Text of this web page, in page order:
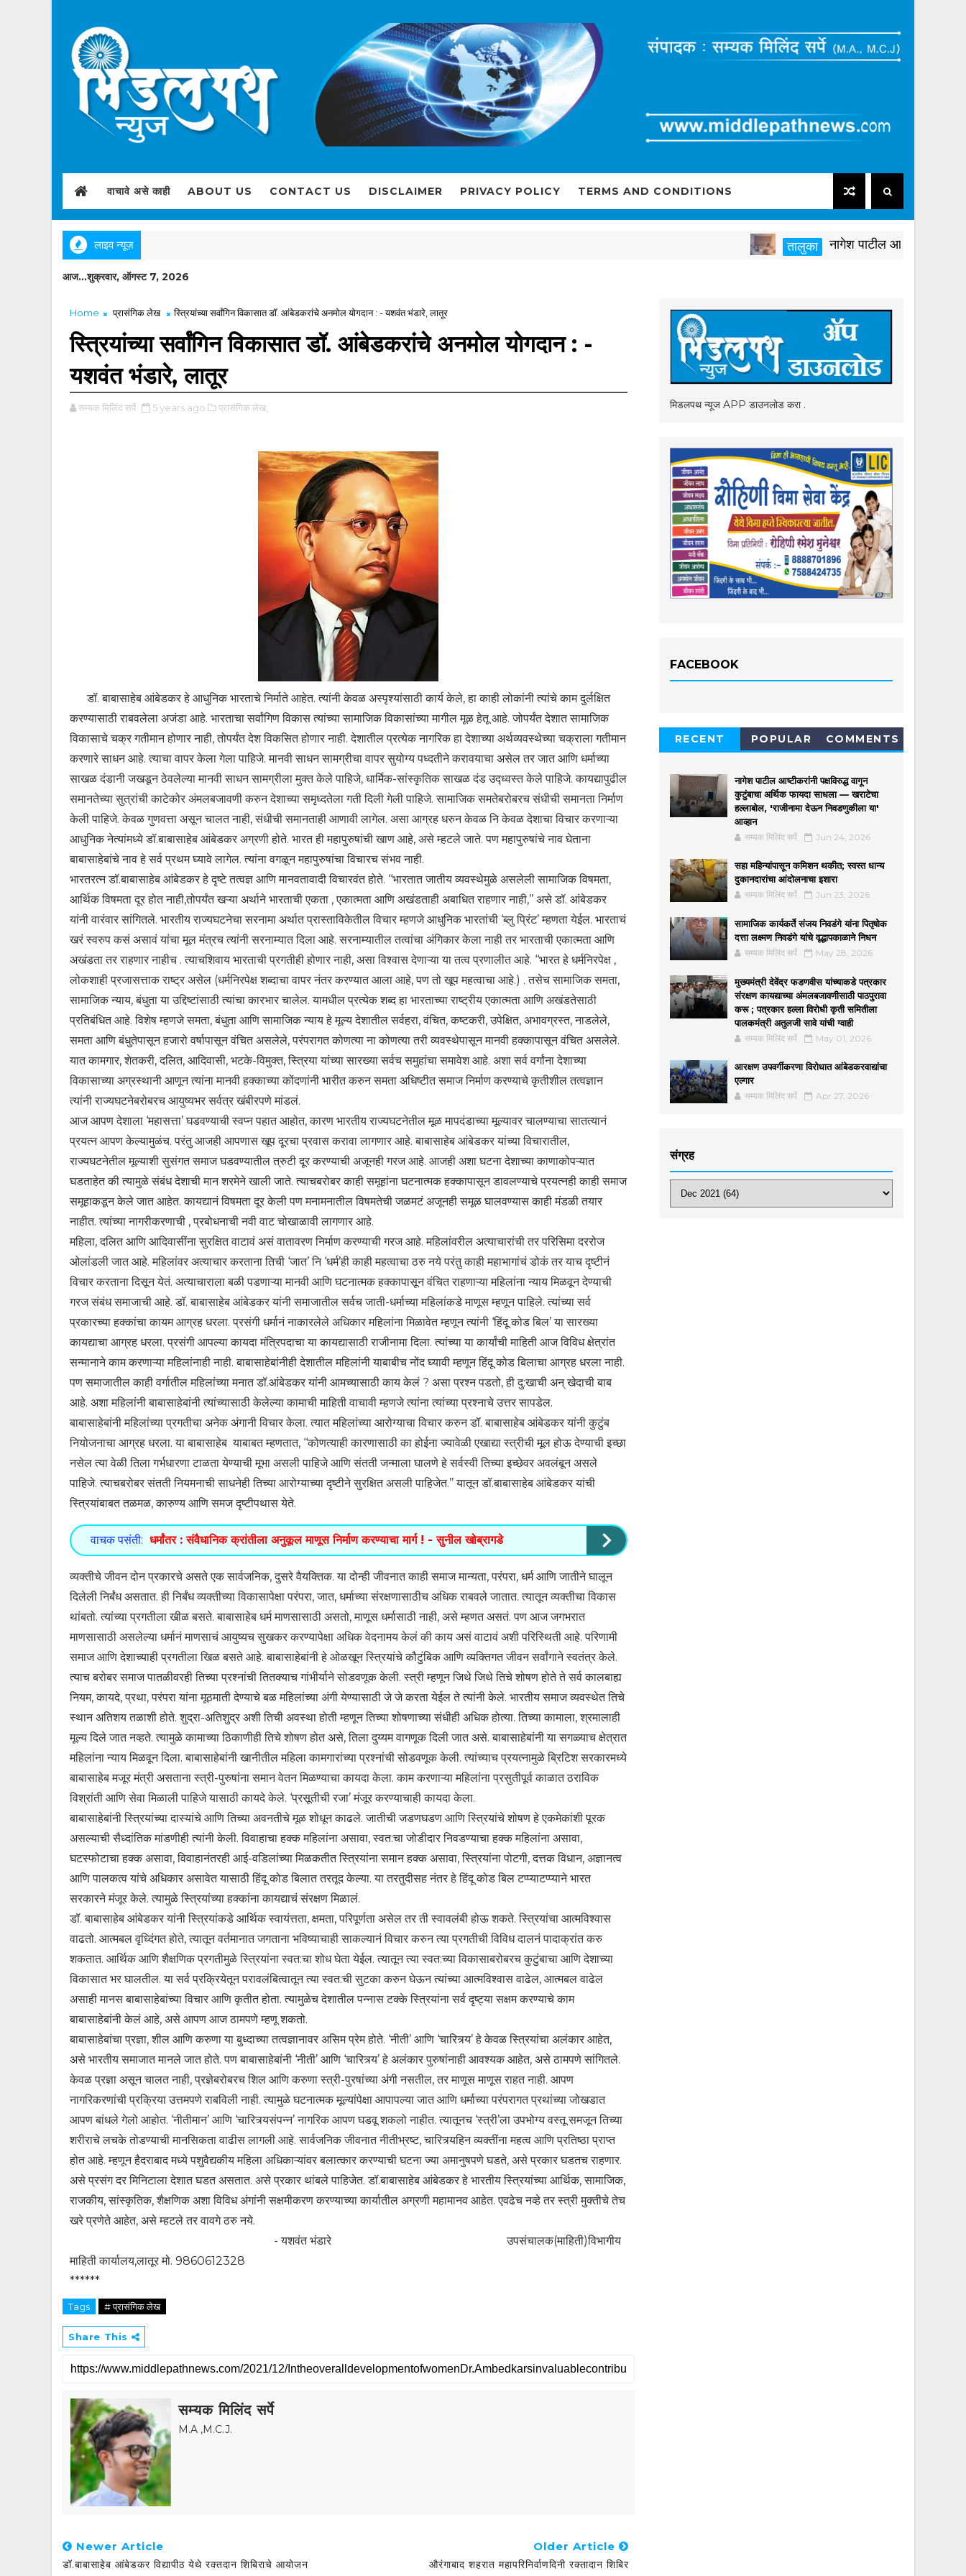
वाचावे असे काही ABOUT US CONTACT US DISCLAIMER PRIVACY POLICY TERMS AND CONDITIONS
लाइव न्यूज़ तालुका नागेश पाटील आष्टीकरांनी पक्षविरुद्ध
आज...शुक्रवार, ऑगस्ट 7, 2026
Home प्रासंगिक लेख स्त्रियांच्या सर्वांगिन विकासात डॉ. आंबेडकरांचे अनमोल योगदान : - यशवंत भंडारे, लातूर
स्त्रियांच्या सर्वांगिन विकासात डॉ. आंबेडकरांचे अनमोल योगदान : -
यशवंत भंडारे, लातूर
सम्यक मिलिंद सर्पे 5 years ago प्रासंगिक लेख,
डॉ. बाबासाहेब आंबेडकर हे आधुनिक भारताचे निर्माते आहेत. त्यांनी केवळ अस्पृश्यांसाठी कार्य केले, हा काही लोकांनी त्यांचे काम दुर्लक्षित
करण्यासाठी राबवलेला अजंडा आहे. भारताचा सर्वांगिण विकास त्यांच्या सामाजिक विकासांच्या मागील मूळ हेतू आहे. जोपर्यंत देशात सामाजिक
विकासाचे चक्र गतीमान होणार नाही, तोपर्यंत देश विकसित होणार नाही. देशातील प्रत्येक नागरिक हा देशाच्या अर्थव्यवस्थेच्या चक्राला गतीमान
करणारे साधन आहे. त्याचा वापर केला गेला पाहिजे. मानवी साधन सामग्रीचा वापर सुयोग्य पध्दतीने करावयाचा असेल तर जात आणि धर्माच्या
साखळ दंडानी जखडून ठेवलेल्या मानवी साधन सामग्रीला मुक्त केले पाहिजे, धार्मिक-सांस्कृतिक साखळ दंड उद्ध्वस्त केले पाहिजे. कायद्यापुढील
समानतेच्या सुत्रांची काटेकोर अंमलबजावणी करुन देशाच्या समृध्दतेला गती दिली गेली पाहिजे. सामाजिक समतेबरोबरच संधीची समानता निर्माण
केली पाहिजे. केवळ गुणवत्ता असून चालत नाही, संधीची समानताही आणावी लागेल. असा आग्रह धरुन केवळ नि केवळ देशाचा विचार करणाऱ्या
आधुनिक नेत्यांमध्ये डॉ.बाबासाहेब आंबेडकर अग्रणी होते. भारत ही महापुरुषांची खाण आहे, असे म्हटले जाते. पण महापुरुषांचे नाव घेताना
बाबासाहेबांचे नाव हे सर्व प्रथम घ्यावे लागेल. त्यांना वगळून महापुरुषांचा विचारच संभव नाही.
भारतरत्न डॉ.बाबासाहेब आंबेडकर हे दृष्टे तत्वज्ञ आणि मानवतावादी विचारवंत होते. ‘‘भारतात जातीय व्यवस्थेमुळे असलेली सामाजिक विषमता,
आर्थिक विषमता दूर होत नाही,तोपर्यंत खऱ्या अर्थाने भारताची एकता , एकात्मता आणि अखंडताही अबाधित राहणार नाही,’’ असे डॉ. आंबेडकर
यांनी वारंवार सांगितले. भारतीय राज्यघटनेचा सरनामा अर्थात प्रास्ताविकेतील विचार म्हणजे आधुनिक भारतांची ‘ब्लु प्रिंट’ म्हणता येईल. भारताचं
खरं स्वरुप कसं असावं यांचा मूल मंत्रच त्यांनी सरनाम्यात दिला आहे. सरनाम्यातील तत्वांचा अंगिकार केला नाही तर भारताची एकात्मता आणि
अखंडता तर राहणार नाहीच . त्याचशिवाय भारताची प्रगतीही होणार नाही, असा विश्वास देणाऱ्या या तत्व प्रणालीत आहे. ‘‘भारत हे धर्मनिरपेक्ष ,
लोकशाही प्रजासत्ताक राष्ट्र असेल (धर्मनिरपेक्ष शब्दाचा वापर नंतर करण्यात आला आहे, पण तो खूप महत्वाचा आहे.) . तसेच सामाजिक समता,
सामाजिक न्याय, बंधुता या उद्दिष्टांसाठी त्यांचा कारभार चालेल. यामधील प्रत्येक शब्द हा भारताच्या राष्ट्रीय एकात्मता आणि अखंडतेसाठी
प्रतिबंधित आहे. विशेष म्हणजे समता, बंधुता आणि सामाजिक न्याय हे मूल्य देशातील सर्वहरा, वंचित, कष्टकरी, उपेक्षित, अभावग्रस्त, नाडलेले,
समता आणि बंधुतेपासून हजारो वर्षापासून वंचित असलेले, परंपरागत कोणत्या ना कोणत्या तरी व्यवस्थेपासून मानवी हक्कापासून वंचित असलेले.
यात कामगार, शेतकरी, दलित, आदिवासी, भटके-विमुक्त, स्त्रिया यांच्या सारख्या सर्वच समुहांचा समावेश आहे. अशा सर्व वर्गांना देशाच्या
विकासाच्या अग्रस्थानी आणून त्यांना मानवी हक्काच्या कोंदणांनी भारीत करुन समता अधिष्टीत समाज निर्माण करण्याचे कृतीशील तत्वज्ञान
त्यांनी राज्यघटनेबरोबरच आयुष्यभर सर्वत्र खंबीरपणे मांडलं.
आज आपण देशाला ‘महासत्ता’ घडवण्याची स्वप्न पहात आहोत, कारण भारतीय राज्यघटनेतील मूळ मापदंडाच्या मूल्यावर चालण्याचा सातत्यानं
प्रयत्न आपण केल्यामुळंच. परंतु आजही आपणास खूप दूरचा प्रवास करावा लागणार आहे. बाबासाहेब आंबेडकर यांच्या विचारातील,
राज्यघटनेतील मूल्याशी सुसंगत समाज घडवण्यातील त्रुटी दूर करण्याची अजूनही गरज आहे. आजही अशा घटना देशाच्या काणाकोपऱ्यात
घडताहेत की त्यामुळे संबंध देशाची मान शरमेने खाली जाते. त्याचबरोबर काही समूहांना घटनात्मक हक्कापासून डावलण्याचे प्रयत्नही काही समाज
समूहाकडून केले जात आहेत. कायद्यानं विषमता दूर केली पण मनामनातील विषमतेची जळमटं अजूनही समूळ घालवण्यास काही मंडळी तयार
नाहीत. त्यांच्या नागरीकरणाची , प्रबोधनाची नवी वाट चोखाळावी लागणार आहे.
महिला, दलित आणि आदिवासींना सुरक्षित वाटावं असं वातावरण निर्माण करण्याची गरज आहे. महिलांवरील अत्याचारांची तर परिसिमा दररोज
ओलांडली जात आहे. महिलांवर अत्याचार करताना तिची ‘जात’ नि ‘धर्म’ही काही महत्वाचा ठरु नये परंतु काही महाभागांचं डोकं तर याच दृष्टीनं
विचार करताना दिसून येतं. अत्याचाराला बळी पडणाऱ्या मानवी आणि घटनात्मक हक्कापासून वंचित राहणाऱ्या महिलांना न्याय मिळवून देण्याची
गरज संबंध समाजाची आहे. डॉ. बाबासाहेब आंबेडकर यांनी समाजातील सर्वच जाती-धर्माच्या महिलांकडे माणूस म्हणून पाहिले. त्यांच्या सर्व
प्रकारच्या हक्कांचा कायम आग्रह धरला. प्रसंगी धर्मानं नाकारलेले अधिकार महिलांना मिळावेत म्हणून त्यांनी ‘हिंदू कोड बिल’ या सारख्या
कायद्याचा आग्रह धरला. प्रसंगी आपल्या कायदा मंत्रिपदाचा या कायद्यासाठी राजीनामा दिला. त्यांच्या या कार्यांची माहिती आज विविध क्षेत्रांत
सन्मानाने काम करणाऱ्या महिलांनाही नाही. बाबासाहेबांनीही देशातील महिलांनी याबाबीच नोंद घ्यावी म्हणून हिंदू कोड बिलाचा आग्रह धरला नाही.
पण समाजातील काही वर्गातील महिलांच्या मनात डॉ.आंबेडकर यांनी आमच्यासाठी काय केलं ? असा प्रश्न पडतो, ही दु:खाची अन् खेदाची बाब
आहे. अशा महिलांनी बाबासाहेबांनी त्यांच्यासाठी केलेल्या कामाची माहिती वाचावी म्हणजे त्यांना त्यांच्या प्रश्नाचे उत्तर सापडेल.
बाबासाहेबांनी महिलांच्या प्रगतीचा अनेक अंगानी विचार केला. त्यात महिलांच्या आरोग्याचा विचार करुन डॉ. बाबासाहेब आंबेडकर यांनी कुटुंब
नियोजनाचा आग्रह धरला. या बाबासाहेब याबाबत म्हणतात, ‘‘कोणत्याही कारणासाठी का होईना ज्यावेळी एखाद्या स्त्रीची मूल होऊ देण्याची इच्छा
नसेल त्या वेळी तिला गर्भधारणा टाळता येण्याची मूभा असली पाहिजे आणि संतती जन्माला घालणे हे सर्वस्वी तिच्या इच्छेवर अवलंबून असले
पाहिजे. त्याचबरोबर संतती नियमनाची साधनेही तिच्या आरोग्याच्या दृष्टीने सुरक्षित असली पाहिजेत.’’ यातून डॉ.बाबासाहेब आंबेडकर यांची
स्त्रियांबाबत तळमळ, कारुण्य आणि समज दृष्टीपथास येते.
वाचक पसंती: धर्मांतर : संवैधानिक क्रांतीला अनुकूल माणूस निर्माण करण्याचा मार्ग ! - सुनील खोब्रागडे
व्यक्तीचे जीवन दोन प्रकारचे असते एक सार्वजनिक, दुसरे वैयक्तिक. या दोन्ही जीवनात काही समाज मान्यता, परंपरा, धर्म आणि जातीने घालून
दिलेली निर्बंध असतात. ही निर्बंध व्यक्तीच्या विकासापेक्षा परंपरा, जात, धर्माच्या संरक्षणासाठीच अधिक राबवले जातात. त्यातून व्यक्तीचा विकास
थांबतो. त्यांच्या प्रगतीला खीळ बसते. बाबासाहेब धर्म माणसासाठी असतो, माणूस धर्मासाठी नाही, असे म्हणत असतं. पण आज जगभरात
माणसासाठी असलेल्या धर्मानं माणसाचं आयुष्यच सुखकर करण्यापेक्षा अधिक वेदनामय केलं की काय असं वाटावं अशी परिस्थिती आहे. परिणामी
समाज आणि देशाच्याही प्रगतीला खिळ बसते आहे. बाबासाहेबांनी हे ओळखून स्त्रियांचे कौटुंबिक आणि व्यक्तिगत जीवन सर्वांगाने स्वतंत्र केले.
त्याच बरोबर समाज पातळीवरही तिच्या प्रश्नांची तितक्याच गांभीर्याने सोडवणूक केली. स्त्री म्हणून जिथे जिथे तिचे शोषण होते ते सर्व कालबाह्य
नियम, कायदे, प्रथा, परंपरा यांना मूठमाती देण्याचे बळ महिलांच्या अंगी येण्यासाठी जे जे करता येईल ते त्यांनी केले. भारतीय समाज व्यवस्थेत तिचे
स्थान अतिशय तळाशी होते. शुद्रा-अतिशुद्र अशी तिची अवस्था होती म्हणून तिच्या शोषणाच्या संधीही अधिक होत्या. तिच्या कामाला, श्रमालाही
मूल्य दिले जात नव्हते. त्यामुळे कामाच्या ठिकाणीही तिचे शोषण होत असे, तिला दुय्यम वागणूक दिली जात असे. बाबासाहेबांनी या सगळ्याच क्षेत्रात
महिलांना न्याय मिळवून दिला. बाबासाहेबांनी खानीतील महिला कामगारांच्या प्रश्नांची सोडवणूक केली. त्यांच्याच प्रयत्नामुळे ब्रिटिश सरकारमध्ये
बाबासाहेब मजूर मंत्री असताना स्त्री-पुरुषांना समान वेतन मिळण्याचा कायदा केला. काम करणाऱ्या महिलांना प्रसुतीपूर्व काळात ठराविक
विश्रांती आणि सेवा मिळाली पाहिजे यासाठी कायदे केले. ‘प्रसूतीची रजा’ मंजूर करण्याचाही कायदा केला.
बाबासाहेबांनी स्त्रियांच्या दास्यांचे आणि तिच्या अवनतीचे मूळ शोधून काढले. जातीची जडणघडण आणि स्त्रियांचे शोषण हे एकमेकांशी पूरक
असल्याची सैध्दांतिक मांडणीही त्यांनी केली. विवाहाचा हक्क महिलांना असावा, स्वत:चा जोडीदार निवडण्याचा हक्क महिलांना असावा,
घटस्फोटाचा हक्क असावा, विवाहानंतरही आई-वडिलांच्या मिळकतीत स्त्रियांना समान हक्क असावा, स्त्रियांना पोटगी, दत्तक विधान, अज्ञानत्व
आणि पालकत्व यांचे अधिकार असावेत यासाठी हिंदू कोड बिलात तरतूद केल्या. या तरतुदीसह नंतर हे हिंदू कोड बिल टप्प्याटप्प्याने भारत
सरकारने मंजूर केले. त्यामुळे स्त्रियांच्या हक्कांना कायद्याचं संरक्षण मिळालं.
डॉ. बाबासाहेब आंबेडकर यांनी स्त्रियांकडे आर्थिक स्वायंत्तता, क्षमता, परिपूर्णता असेल तर ती स्वावलंबी होऊ शकते. स्त्रियांचा आत्मविश्वास
वाढतो. आत्मबल वृध्दिंगत होते, त्यातून वर्तमानात जगताना भविष्याचाही साकल्यानं विचार करुन त्या प्रगतीची विविध दालनं पादाक्रांत करु
शकतात. आर्थिक आणि शैक्षणिक प्रगतीमुळे स्त्रियांना स्वत:चा शोध घेता येईल. त्यातून त्या स्वत:च्या विकासाबरोबरच कुटुंबाचा आणि देशाच्या
विकासात भर घालतील. या सर्व प्रक्रियेतून परावलंबित्वातून त्या स्वत:ची सुटका करुन घेऊन त्यांच्या आत्मविश्वास वाढेल, आत्मबल वाढेल
असाही मानस बाबासाहेबांच्या विचार आणि कृतीत होता. त्यामुळेच देशातील पन्नास टक्के स्त्रियांना सर्व दृष्ट्या सक्षम करण्याचे काम
बाबासाहेबांनी केलं आहे, असे आपण आज ठामपणे म्हणू शकतो.
बाबासाहेबांचा प्रज्ञा, शील आणि करुणा या बुध्दाच्या तत्वज्ञानावर असिम प्रेम होते. ‘नीती’ आणि ‘चारित्र्य’ हे केवळ स्त्रियांचा अलंकार आहेत,
असे भारतीय समाजात मानले जात होते. पण बाबासाहेबांनी ‘नीती’ आणि ‘चारित्र्य’ हे अलंकार पुरुषांनाही आवश्यक आहेत, असे ठामपणे सांगितले.
केवळ प्रज्ञा असून चालत नाही, प्रज्ञेबरोबरच शिल आणि करुणा स्त्री-पुरषांच्या अंगी नसतील, तर माणूस माणूस राहत नाही. आपण
नागरिकरणांची प्रक्रिया उत्तमपणे राबविली नाही. त्यामुळे घटनात्मक मूल्यांपेक्षा आपापल्या जात आणि धर्माच्या परंपरागत प्रथांच्या जोखडात
आपण बांधले गेलो आहोत. ‘नीतीमान’ आणि ‘चारित्र्यसंपन्न’ नागरिक आपण घडवू शकलो नाहीत. त्यातूनच ‘स्त्री’ला उपभोग्य वस्तू समजून तिच्या
शरीराचे लचके तोडण्याची मानसिकता वाढीस लागली आहे. सार्वजनिक जीवनात नीतीभ्रष्ट, चारित्र्यहिन व्यक्तींना महत्व आणि प्रतिष्ठा प्राप्त
होत आहे. म्हणून हैदराबाद मध्ये पशुवैद्यकीय महिला अधिकाऱ्यांवर बलात्कार करण्याची घटना ज्या अमानुषपणे घडते, असे प्रकार घडतच राहणार.
असे प्रसंग दर मिनिटाला देशात घडत असतात. असे प्रकार थांबले पाहिजेत. डॉ.बाबासाहेब आंबेडकर हे भारतीय स्त्रियांच्या आर्थिक, सामाजिक,
राजकीय, सांस्कृतिक, शैक्षणिक अशा विविध अंगांनी सक्षमीकरण करण्याच्या कार्यातील अग्रणी महामानव आहेत. एवढेच नव्हे तर स्त्री मुक्तीचे तेच
खरे प्रणेते आहेत, असे म्हटले तर वावगे ठरु नये.
- यशवंत भंडारे उपसंचालक(माहिती)विभागीय
माहिती कार्यालय,लातूर मो. 9860612328
******
Tags # प्रासंगिक लेख
Share This
सम्यक मिलिंद सर्पे
M.A ,M.C.J.
Newer Article
डॉ.बाबासाहेब आंबेडकर विद्यापीठ येथे रक्तदान शिबिराचे आयोजन
Older Article
औरंगाबाद शहरात महापरिनिर्वाणदिनी रक्तादान शिबिर
मिडलपथ न्यूज APP डाउनलोड करा .
FACEBOOK
RECENT POPULAR COMMENTS
नागेश पाटील आष्टीकरांनी पक्षविरुद्ध वागून
कुटुंबाचा अर्थिक फायदा साधला — खराटेचा
हल्लाबोल, 'राजीनामा देऊन निवडणुकीला या'
आव्हान
सम्यक मिलिंद सर्पे Jun 24, 2026
सहा महिन्यांपासून कमिशन थकीत; स्वस्त धान्य
दुकानदारांचा आंदोलनाचा इशारा
सम्यक मिलिंद सर्पे Jun 23, 2026
सामाजिक कार्यकर्ते संजय निवडंगे यांना पितृषोक
दत्ता लक्ष्मण निवडंगे यांचे वृद्धापकाळाने निधन
सम्यक मिलिंद सर्पे May 28, 2026
मुख्यमंत्री देवेंद्र फडणवीस यांच्याकडे पत्रकार
संरक्षण कायद्याच्या अंमलबजावणीसाठी पाठपुरावा
करू ; पत्रकार हल्ला विरोधी कृती समितीला
पालकमंत्री अतुलजी सावे यांची ग्वाही
सम्यक मिलिंद सर्पे May 01, 2026
आरक्षण उपवर्गीकरणा विरोधात आंबेडकरवाद्यांचा
एल्गार
सम्यक मिलिंद सर्पे Apr 27, 2026
संग्रह